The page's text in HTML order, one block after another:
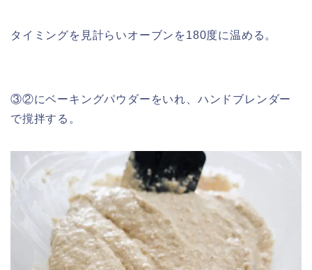
タイミングを見計らいオーブンを180度に温める。
③②にベーキングパウダーをいれ、ハンドブレンダー
で撹拌する。